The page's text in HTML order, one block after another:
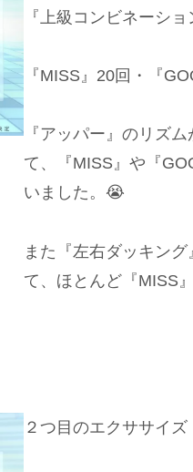
『上級コンビネーショ
『MISS』20回・『
『アッパー』のリズ
て、『MISS』や『
いました。😭
また『左右ダッキン
て、ほとんど『MISS
２つ目のエクササイズ